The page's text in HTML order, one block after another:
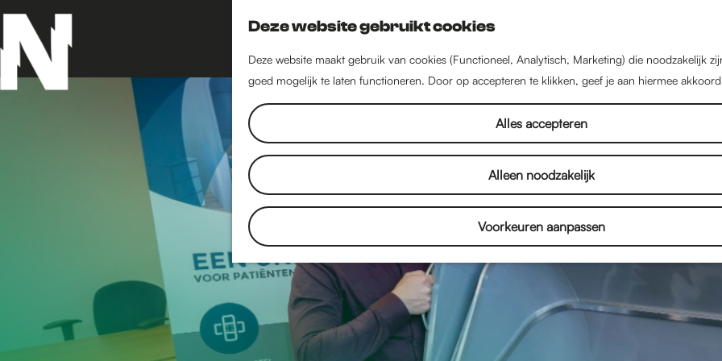
Deze website gebruikt cookies
Deze website maakt gebruik van cookies (Functioneel, Analytisch, Marketing) die noodzakelijk
goed mogelijk te laten functioneren. Door op accepteren te klikken, geef je aan hiermee
Alles accepteren
Alleen noodzakelijk
Voorkeuren aanpassen